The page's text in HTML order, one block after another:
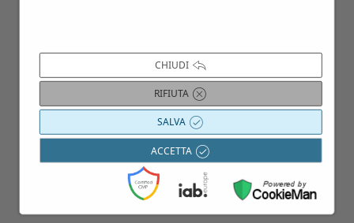
07
Ott
CHIUDI
RIFIUTA
SALVA
ACCETTA